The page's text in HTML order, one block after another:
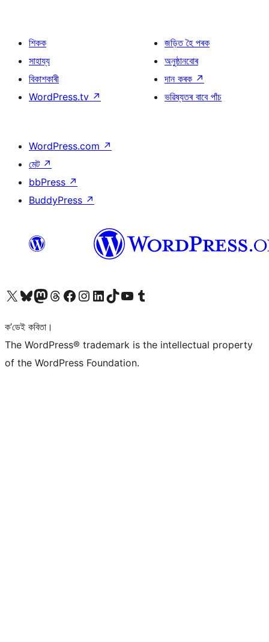
শিকক
সাহায্য
বিকাশকাৰী
WordPress.tv ↗
জড়িত হৈ পৰক
অনুষ্ঠানবোৰ
দান কৰক ↗
ভৱিষ্যতৰ বাবে পাঁচ
WordPress.com ↗
মেট ↗
bbPress ↗
BuddyPress ↗
আমাৰ X (আগৰ Twitter) একাউণ্টলৈ যাওকআমাৰ Bluesky একাউণ্টলৈ যাওকআমাৰ Mastodon একাউণ্টলৈ যাওকআমাৰ Threads একাউণ্টলৈ যাওকআমাৰ Facebook পৃষ্ঠালৈ যাওকআমাৰ Instagram একাউণ্টলৈ যাওকআমাৰ LinkedIn একাউণ্টলৈ যাওকআমাৰ TikTok একাউণ্টলৈ যাওকআমাৰ YouTube চেনেললৈ যাওকআমাৰ Tumblr একাউণ্টলৈ যাওক
ক’ডেই কবিতা।
The WordPress® trademark is the intellectual property
of the WordPress Foundation.